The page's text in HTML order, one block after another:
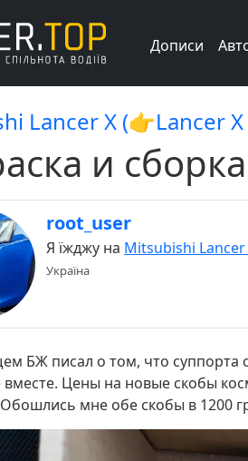
Дописи
Lancer X (👉Lancer X
и
root_user
Я їжджу на Mitsubishi Lancer
Україна
БЖ писал о том, что суппорта
вместе. Цены на новые скобы
мне обе скобы в 1200